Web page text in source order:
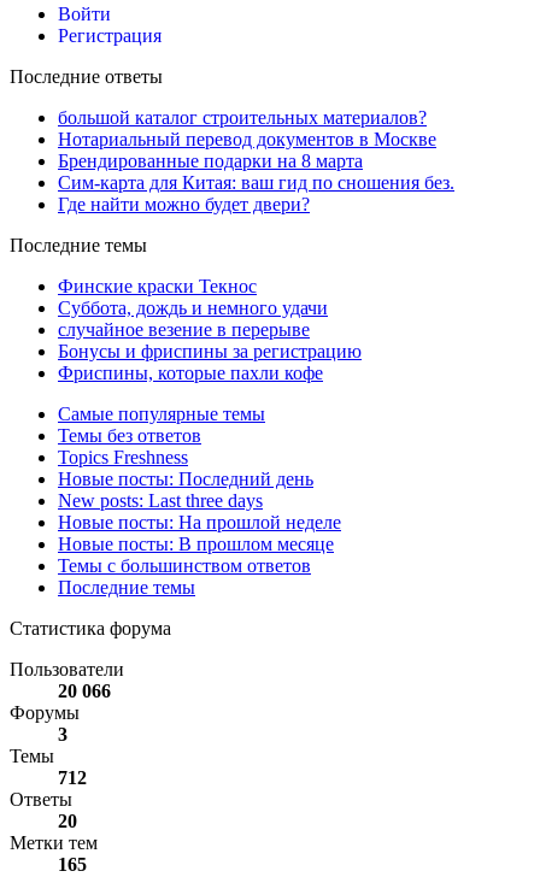
Войти
Регистрация
Последние ответы
большой каталог строительных материалов?
Нотариальный перевод документов в Москве
Брендированные подарки на 8 марта
Сим-карта для Китая: ваш гид по сношения без.
Где найти можно будет двери?
Последние темы
Финские краски Текнос
Суббота, дождь и немного удачи
случайное везение в перерыве
Бонусы и фриспины за регистрацию
Фриспины, которые пахли кофе
Самые популярные темы
Темы без ответов
Topics Freshness
Новые посты: Последний день
New posts: Last three days
Новые посты: На прошлой неделе
Новые посты: В прошлом месяце
Темы с большинством ответов
Последние темы
Статистика форума
Пользователи
20 066
Форумы
3
Темы
712
Ответы
20
Метки тем
165